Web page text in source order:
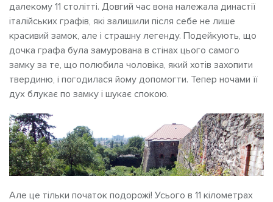
далекому 11 столітті. Довгий час вона належала династії
італійських графів, які залишили після себе не лише
красивий замок, але і страшну легенду. Подейкують, що
дочка графа була замурована в стінах цього самого
замку за те, що полюбила чоловіка, який хотів захопити
твердиню, і погодилася йому допомогти. Тепер ночами її
дух блукає по замку і шукає спокою.
Але це тільки початок подорожі! Усього в 11 кілометрах